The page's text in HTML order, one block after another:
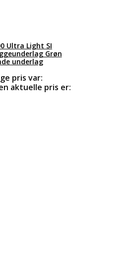
Ultra Light SI
Grøn
underlag
pris var:
aktuelle pris er: